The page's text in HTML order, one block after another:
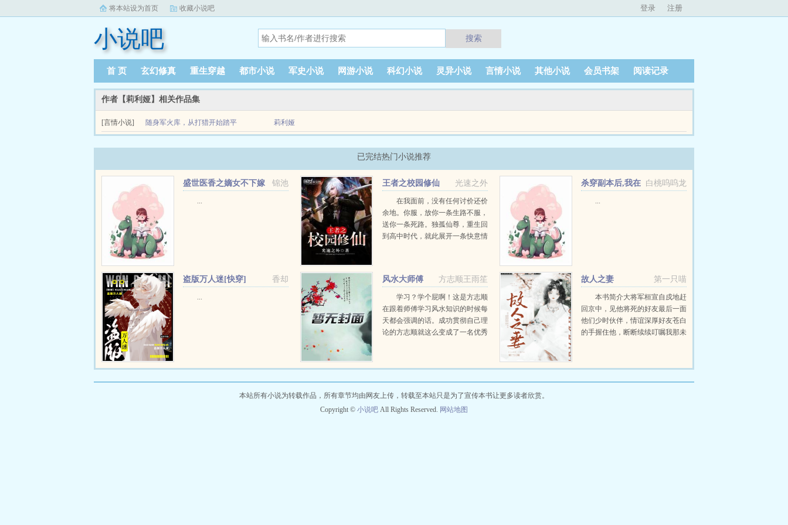
将本站设为首页 收藏小说吧 登录 注册
小说吧 搜索
首 页 玄幻修真 重生穿越 都市小说 军史小说 网游小说 科幻小说 灵异小说 言情小说 其他小说 会员书架 阅读记录
作者【莉利娅】相关作品集
[言情小说] 随身军火库，从打猎开始踏平 莉利娅
一睁眼，竟穿越到了大明，正值靖难之役。 身上没肉，屋里漏风，身前是断腿的恩人和他家嗷嗷待哺的孩子，身后是征兵的刀光与填不饱的肚皮。 幸好现代的一整个军火库都跟着
他来了。 从手弩到大狙，从手枪到武装直升…...
已完结热门小说推荐
锦池
盛世医香之嫡女不下嫁
...
光速之外
王者之校园修仙
在我面前，没有任何讨价还价
余地。你服，放你一条生路不服，
送你一条死路。独孤仙尊，重生回
到高中时代，就此展开一条快意情
白桃呜呜龙
杀穿副本后,我在
...
香却
盗版万人迷[快穿]
...
方志顺王雨笙
风水大师傅
学习？学个屁啊！这是方志顺
在跟着师傅学习风水知识的时候每
天都会强调的话。成功贯彻自己理
论的方志顺就这么变成了一名优秀
和三寸不乱之舌在这尘世中翻手为
第一只喵
故人之妻
本书简介大将军桓宣自戍地赶
回京中，见他将死的好友最后一面
他们少时伙伴，情谊深厚好友苍白
的手握住他，断断续续叮嘱我那未
眼，见雪肤乌...
本站所有小说为转载作品，所有章节均由网友上传，转载至本站只是为了宣传本书让更多读者欣赏。
Copyright © 小说吧 All Rights Reserved. 网站地图